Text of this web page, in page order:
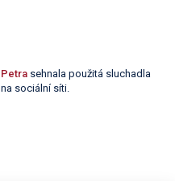
Petra sehnala použitá sluchadla
na sociální síti.